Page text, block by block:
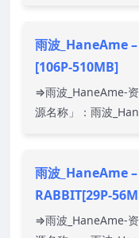
雨波_HaneAme
[106P-510MB]
⇒雨波_HaneAme-
源名称」：雨波
雨波_HaneAme
RABBIT[29P-
⇒雨波_HaneAme-